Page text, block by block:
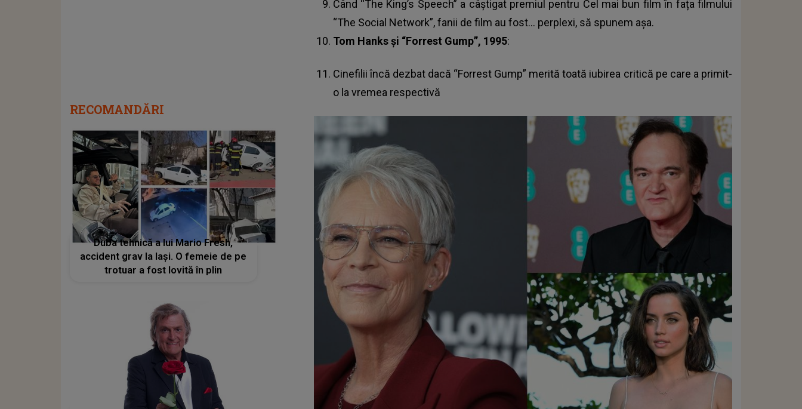
Când “The King’s Speech” a câștigat premiul pentru Cel mai bun film în fața filmului
“The Social Network”, fanii de film au fost… perplexi, să spunem așa.
Tom Hanks și “Forrest Gump”, 1995:
Cinefilii încă dezbat dacă “Forrest Gump” merită toată iubirea critică pe care a primit-
o la vremea respectivă
RECOMANDĂRI
Duba tehnică a lui Mario Fresh,
accident grav la Iaşi. O femeie de pe
trotuar a fost lovită în plin